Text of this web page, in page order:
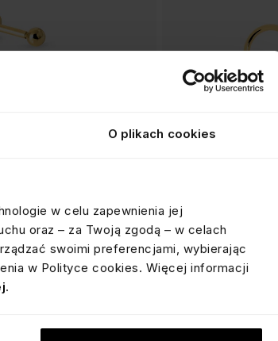
O plikach cookies
w celu zapewnienia jej
oraz – za Twoją zgodą – w celach
swoimi preferencjami, wybierając
w Polityce cookies. Więcej informacji
.
srebrne pozłacane